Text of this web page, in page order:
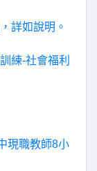
詳如說明。
練-社會福利
現職教師8小